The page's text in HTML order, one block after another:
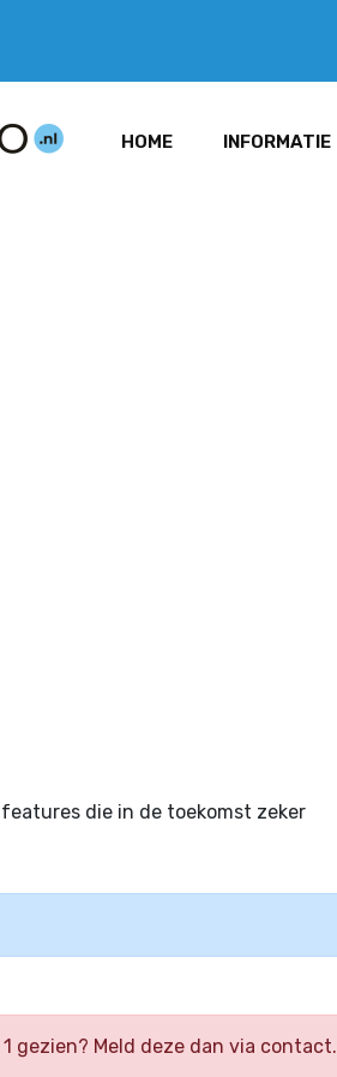
HOME INFORMATIE
die in de toekomst zeker
gezien? Meld deze dan via contact.